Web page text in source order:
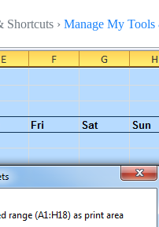
› Manage My Tools